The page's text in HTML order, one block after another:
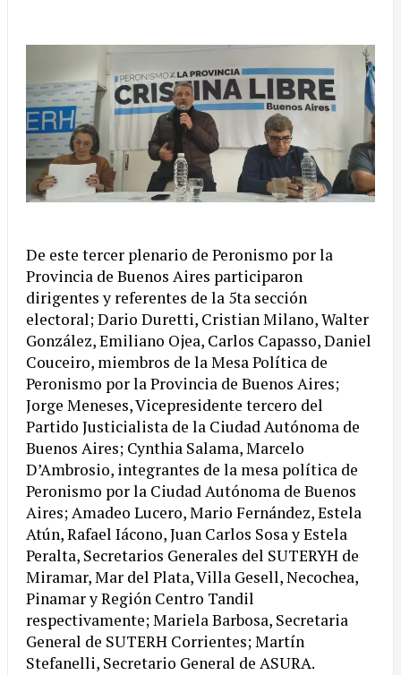
De este tercer plenario de Peronismo por la
Provincia de Buenos Aires participaron
dirigentes y referentes de la 5ta sección
electoral; Dario Duretti, Cristian Milano, Walter
González, Emiliano Ojea, Carlos Capasso, Daniel
Couceiro, miembros de la Mesa Política de
Peronismo por la Provincia de Buenos Aires;
Jorge Meneses, Vicepresidente tercero del
Partido Justicialista de la Ciudad Autónoma de
Buenos Aires; Cynthia Salama, Marcelo
D’Ambrosio, integrantes de la mesa política de
Peronismo por la Ciudad Autónoma de Buenos
Aires; Amadeo Lucero, Mario Fernández, Estela
Atún, Rafael Iácono, Juan Carlos Sosa y Estela
Peralta, Secretarios Generales del SUTERYH de
Miramar, Mar del Plata, Villa Gesell, Necochea,
Pinamar y Región Centro Tandil
respectivamente; Mariela Barbosa, Secretaria
General de SUTERH Corrientes; Martín
Stefanelli, Secretario General de ASURA.